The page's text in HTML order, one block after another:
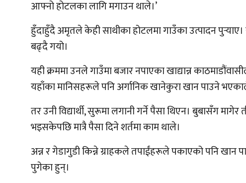
आफ्नो होटलका लागि मगाउन थाले।’
हुँदाहुँदै अमृतले केही साथीका होटलमा गाउँका उत्पादन
बढ्दै गयो।
यही क्रममा उनले गाउँमा बजार नपाएका खाद्यान्न
यहाँका मानिसहरूले पनि अर्गानिक खानेकुरा खान पाउने
तर उनी विद्यार्थी, सुरूमा लगानी गर्ने पैसा थिएन। बुबासँग
भइसकेपछि मात्रै पैसा दिने शर्तमा काम थाले।
अन्न र गेडागुडी किन्ने ग्राहकले तपाईंहरूले पकाएको पनि खान
पुगेका हुन्।